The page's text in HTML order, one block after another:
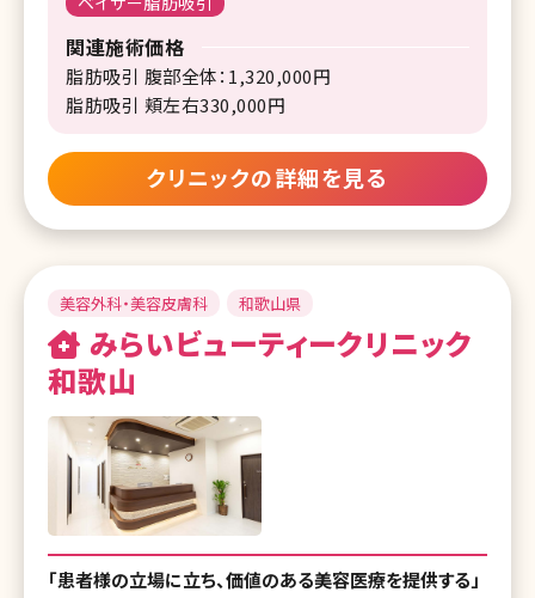
関連施術価格
脂肪吸引 腹部全体：1,320,000円
脂肪吸引 頬左右330,000円
クリニックの詳細を見る
美容外科・美容皮膚科 和歌山県
みらいビューティークリニック
和歌山
「患者様の立場に立ち、価値のある美容医療を提供する」